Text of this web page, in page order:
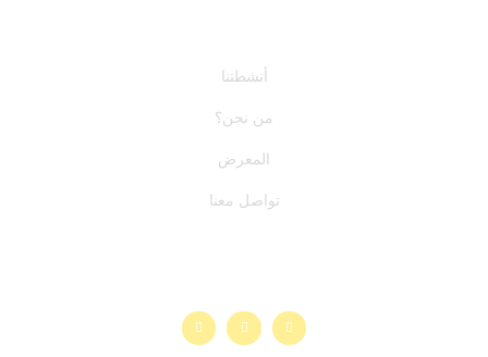
أنشطتنا
من نحن؟
المعرض
تواصل معنا